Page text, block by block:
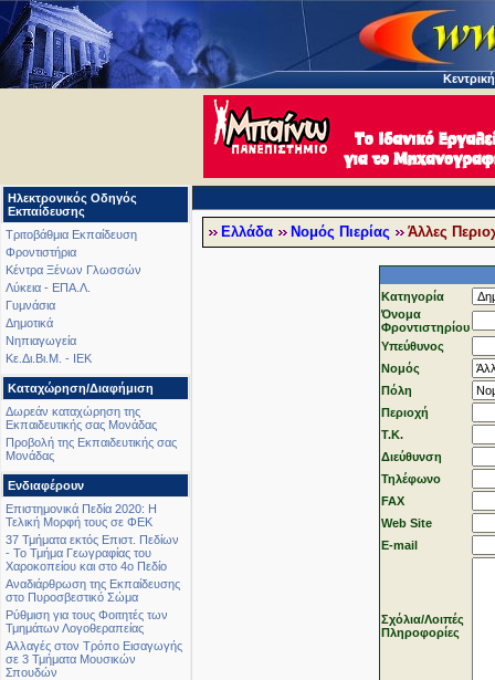
Ηλεκτρονικός Οδηγός
Εκπαίδευσης
Τριτοβάθμια Εκπαίδευση
Φροντιστήρια
Κέντρα Ξένων Γλωσσών
Λύκεια - ΕΠΑ.Λ.
Γυμνάσια
Δημοτικά
Νηπιαγωγεία
Κε.Δι.Βι.Μ. - ΙΕΚ
Καταχώρηση/Διαφήμιση
Δωρεάν καταχώρηση της
Εκπαιδευτικής σας Μονάδας
Προβολή της Εκπαιδευτικής σας
Μονάδας
Ενδιαφέρουν
Επιστημονικά Πεδία 2020: Η
Τελική Μορφή τους σε ΦΕΚ
37 Τμήματα εκτός Επιστ. Πεδίων
- Το Τμήμα Γεωγραφίας του
Χαροκοπείου και στο 4ο Πεδίο
Αναδιάρθρωση της Εκπαίδευσης
στο Πυροσβεστικό Σώμα
Ρύθμιση για τους Φοιτητές των
Τμημάτων Λογοθεραπείας
Αλλαγές στον Τρόπο Εισαγωγής
σε 3 Τμήματα Μουσικών
Σπουδών
Ελλάδα Νομός Πιερίας Άλλες
Κατηγορία
Όνομα
Φροντιστηρίου
Υπεύθυνος
Νομός
Πόλη
Περιοχή
T.K.
Διεύθυνση
Τηλέφωνo
FAX
Web Site
Ε-mail
Σχόλια/Λοιπές
Πληροφορίες